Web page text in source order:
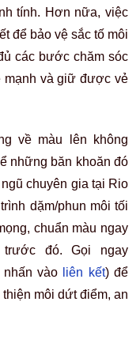
tính. Hơn nữa, việc
để bảo vệ sắc tố môi
các bước chăm sóc
mạnh và giữ được vẻ
về màu lên không
những băn khoăn đó
chuyên gia tại Rio
dặm/phun môi tối
chuẩn màu ngay
đó. Gọi ngay
nhấn vào liên kết) để
môi dứt điểm, an